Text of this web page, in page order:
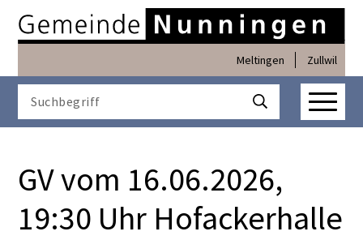
Navigieren in
Schnellnavigation
Meltingen Zullwil
Suche starten
GV vom 16.06.2026,
19:30 Uhr Hofackerhalle